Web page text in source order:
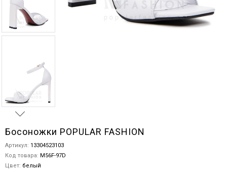
Босоножки POPULAR FASHION
Артикул: 13304523103
Код товара: M56F-97D
Цвет: белый